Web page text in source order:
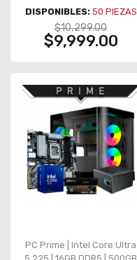
Ventiladores | Gráficos
integrados
DISPONIBLES: 50 PIEZAS
$10,299.00
$9,999.00
PC Prime | Intel Core Ultra